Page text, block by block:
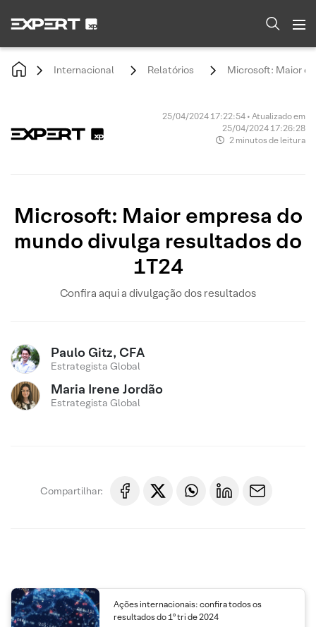
Internacional Relatórios Microsoft: Maior
25/04/2024 17:22:54 • Atualizado em
25/04/2024 17:26:28
2 minutos de leitura
Microsoft: Maior empresa do
mundo divulga resultados do
1T24
Confira aqui a divulgação dos resultados
Paulo Gitz, CFA
Estrategista Global
Maria Irene Jordão
Estrategista Global
Compartilhar:
Ações internacionais: confira todos os
resultados do 1º tri de 2024